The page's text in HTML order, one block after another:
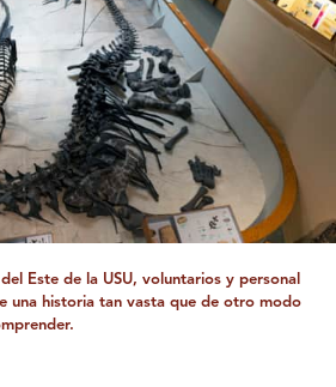
Este de la USU, voluntarios y personal
una historia tan vasta que de otro modo